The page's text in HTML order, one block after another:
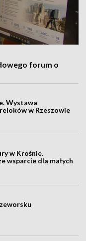
forum o
Wystawa
w Rzeszowie
w Krośnie.
wsparcie dla małych